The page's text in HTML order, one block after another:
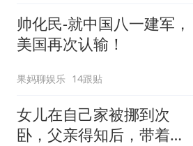
帅化民-就中国八一建军，
美国再次认输！
果妈聊娱乐 14跟贴
女儿在自己家被挪到次
卧，父亲得知后，带着中